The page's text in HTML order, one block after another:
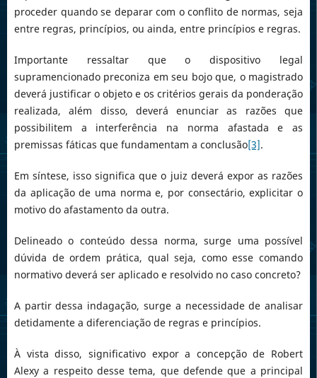
proceder quando se deparar com o conflito de normas, seja
entre regras, princípios, ou ainda, entre princípios e regras.
Importante ressaltar que o dispositivo legal
supramencionado preconiza em seu bojo que, o magistrado
deverá justificar o objeto e os critérios gerais da ponderação
realizada, além disso, deverá enunciar as razões que
possibilitem a interferência na norma afastada e as
premissas fáticas que fundamentam a conclusão[3].
Em síntese, isso significa que o juiz deverá expor as razões
da aplicação de uma norma e, por consectário, explicitar o
motivo do afastamento da outra.
Delineado o conteúdo dessa norma, surge uma possível
dúvida de ordem prática, qual seja, como esse comando
normativo deverá ser aplicado e resolvido no caso concreto?
A partir dessa indagação, surge a necessidade de analisar
detidamente a diferenciação de regras e princípios.
À vista disso, significativo expor a concepção de Robert
Alexy a respeito desse tema, que defende que a principal